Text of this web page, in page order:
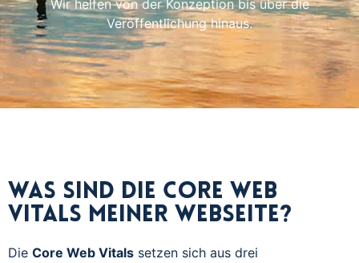
Wir helfen von der Konzeption bis über die
Veröffentlichung hinaus.
Was sind die Core Web
Vitals meiner Webseite?
Die Core Web Vitals setzen sich aus drei